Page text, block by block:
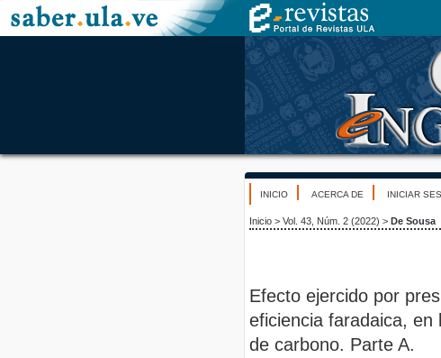
INICIO ACERCA DE INICIAR
Inicio > Vol. 43, Núm. 2 (2022) > De Sousa
Efecto ejercido por
eficiencia faradaica, en
de carbono. Parte A.